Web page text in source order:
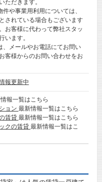
ただきます。
や事業用利用については、
されている場合もございます
お客様に代わって弊社スタッ
います。
、メールやお電話にてお問い
客様からのお問い合わせをお
報更新中
報一覧はこちら
ョン 最新情報一覧はこちら
賃貸 最新情報一覧はこちら
クの賃貸 最新情報一覧はこ